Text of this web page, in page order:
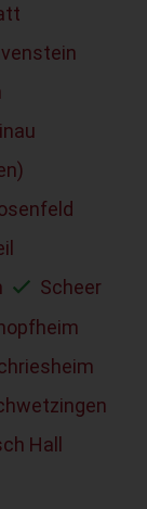
Scheer
Hall